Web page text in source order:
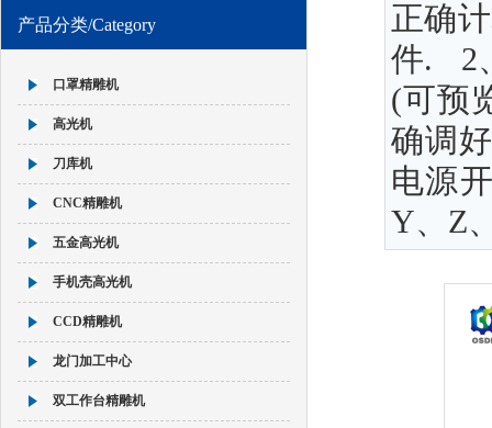
产品分类/Category
口罩精雕机
高光机
刀库机
CNC精雕机
五金高光机
手机壳高光机
CCD精雕机
龙门加工中心
双工作台精雕机
正确
件. 2
(可预
确调
电源
Y、Z